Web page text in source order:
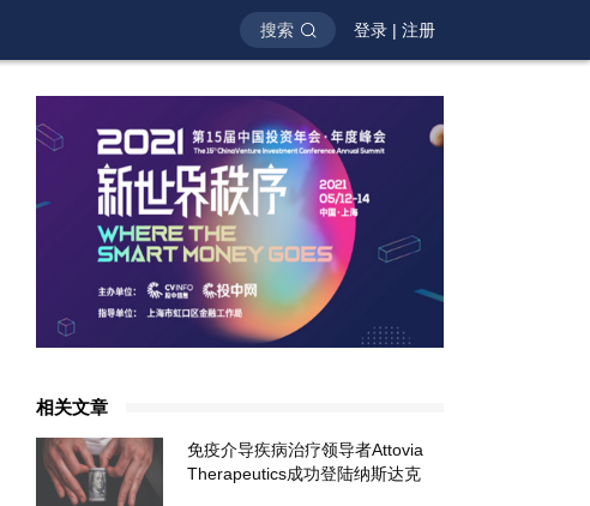
搜索 登录 | 注册
相关文章
免疫介导疾病治疗领导者Attovia
Therapeutics成功登陆纳斯达克